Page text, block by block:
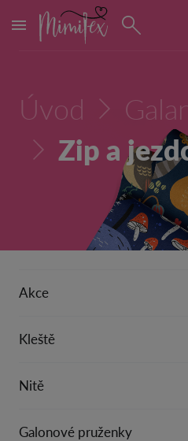
MENU
Úvod
Zip a
Akce
Kleště
Nitě
Galonové pruženky